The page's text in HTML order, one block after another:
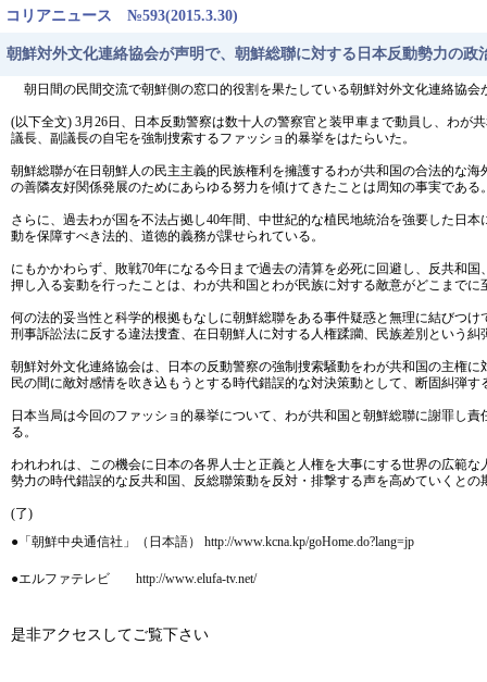
コリアニュース №593(2015.3.30)
朝鮮対外文化連絡協会が声明で、朝鮮総聯に対する日本反動勢力の政
朝日間の民間交流で朝鮮側の窓口的役割を果たしている朝鮮対外文化連絡協
(以下全文) 3月26日、日本反動警察は数十人の警察官と装甲車まで動員し、わ
議長、副議長の自宅を強制捜索するファッショ的暴挙をはたらいた。
朝鮮総聯が在日朝鮮人の民主主義的民族権利を擁護するわが共和国の合法的な
の善隣友好関係発展のためにあらゆる努力を傾けてきたことは周知の事実である
さらに、過去わが国を不法占拠し40年間、中世紀的な植民地統治を強要した日
動を保障すべき法的、道徳的義務が課せられている。
にもかかわらず、敗戦70年になる今日まで過去の清算を必死に回避し、反共和
押し入る妄動を行ったことは、わが共和国とわが民族に対する敵意がどこまで
何の法的妥当性と科学的根拠もなしに朝鮮総聯をある事件疑惑と無理に結びつ
刑事訴訟法に反する違法捜査、在日朝鮮人に対する人権蹂躪、民族差別という糾
朝鮮対外文化連絡協会は、日本の反動警察の強制捜索騒動をわが共和国の主権
民の間に敵対感情を吹き込もうとする時代錯誤的な対決策動として、断固糾弾す
日本当局は今回のファッショ的暴挙について、わが共和国と朝鮮総聯に謝罪し
る。
われわれは、この機会に日本の各界人士と正義と人権を大事にする世界の広範
勢力の時代錯誤的な反共和国、反総聯策動を反対・排撃する声を高めていくとの
(了)
●「朝鮮中央通信社」（日本語） http://www.kcna.kp/goHome.do?lang=jp
●エルファテレビ http://www.elufa-tv.net/
是非アクセスしてご覧下さい